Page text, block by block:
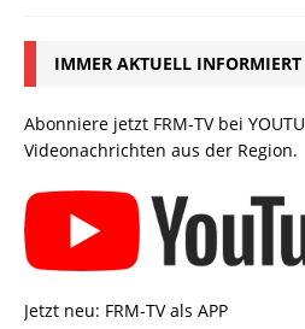
IMMER AKTUELL INFORMIERT
Abonniere jetzt FRM-TV bei
Videonachrichten aus der Region.
Jetzt neu: FRM-TV als APP